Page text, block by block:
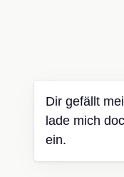
Dir gefällt
lade mich
ein.